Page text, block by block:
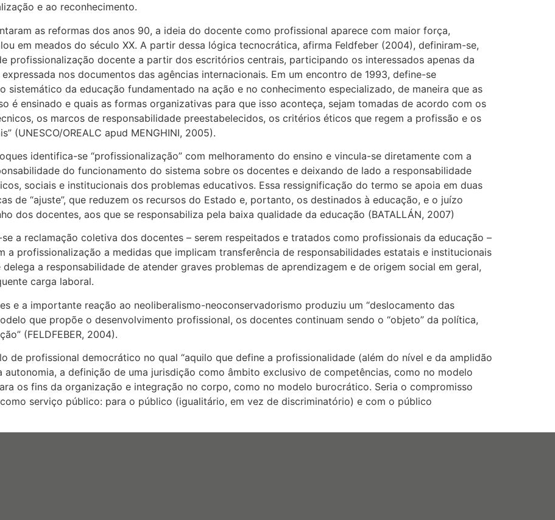
e ao reconhecimento.
as reformas dos anos 90, a ideia do docente como profissional aparece com maior força,
em meados do século XX. A partir dessa lógica tecnocrática, afirma Feldfeber (2004), definiram-se,
profissionalização docente a partir dos escritórios centrais, participando os interessados apenas da
nos documentos das agências internacionais. Em um encontro de 1993, define-se
sistemático da educação fundamentado na ação e no conhecimento especializado, de maneira que as
é ensinado e quais as formas organizativas para que isso aconteça, sejam tomadas de acordo com os
os marcos de responsabilidade preestabelecidos, os critérios éticos que regem a profissão e os
(UNESCO/OREALC apud MENGHINI, 2005).
identifica-se “profissionalização” com melhoramento do ensino e vincula-se diretamente com a
do funcionamento do sistema sobre os docentes e deixando de lado a responsabilidade
sociais e institucionais dos problemas educativos. Essa ressignificação do termo se apoia em duas
de “ajuste”, que reduzem os recursos do Estado e, portanto, os destinados à educação, e o juízo
dos docentes, aos que se responsabiliza pela baixa qualidade da educação (BATALLÁN, 2007)
a reclamação coletiva dos docentes – serem respeitados e tratados como profissionais da educação –
a profissionalização a medidas que implicam transferência de responsabilidades estatais e institucionais
a responsabilidade de atender graves problemas de aprendizagem e de origem social em geral,
carga laboral.
e a importante reação ao neoliberalismo-neoconservadorismo produziu um “deslocamento das
que propõe o desenvolvimento profissional, os docentes continuam sendo o “objeto” da política,
(FELDFEBER, 2004).
de profissional democrático no qual “aquilo que define a profissionalidade (além do nível e da amplidão
autonomia, a definição de uma jurisdição como âmbito exclusivo de competências, como no modelo
os fins da organização e integração no corpo, como no modelo burocrático. Seria o compromisso
serviço público: para o público (igualitário, em vez de discriminatório) e com o público